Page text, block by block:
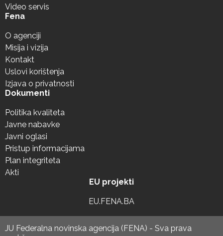
Video servis
Fena
O agenciji
Misija i vizija
Kontakt
Uslovi korištenja
Izjava o privatnosti
Dokumenti
Politika kvaliteta
Javne nabavke
Javni oglasi
Pristup informacijama
Plan integriteta
Akti
EU projekti
EU.FENA.BA
JU Federalna novinska agencija (FENA) - Sva prava